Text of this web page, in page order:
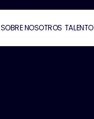
SOBRE NOSOTROS TALENTO